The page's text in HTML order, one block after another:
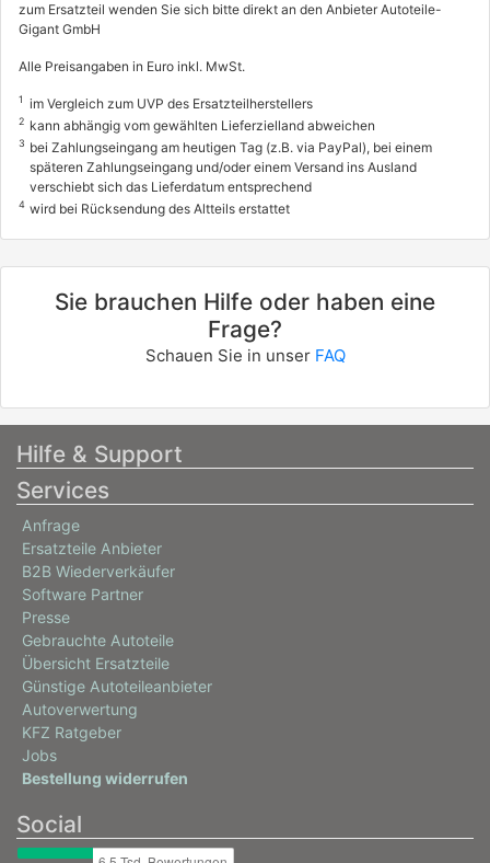
zum Ersatzteil wenden Sie sich bitte direkt an den Anbieter Autoteile-
Gigant GmbH
Alle Preisangaben in Euro inkl. MwSt.
1 im Vergleich zum UVP des Ersatzteilherstellers
2 kann abhängig vom gewählten Lieferzielland abweichen
3 bei Zahlungseingang am heutigen Tag (z.B. via PayPal), bei einem
späteren Zahlungseingang und/oder einem Versand ins Ausland
verschiebt sich das Lieferdatum entsprechend
4 wird bei Rücksendung des Altteils erstattet
Sie brauchen Hilfe oder haben eine
Frage?
Schauen Sie in unser FAQ
Hilfe & Support
Services
Anfrage
Ersatzteile Anbieter
B2B Wiederverkäufer
Software Partner
Presse
Gebrauchte Autoteile
Übersicht Ersatzteile
Günstige Autoteileanbieter
Autoverwertung
KFZ Ratgeber
Jobs
Bestellung widerrufen
Social